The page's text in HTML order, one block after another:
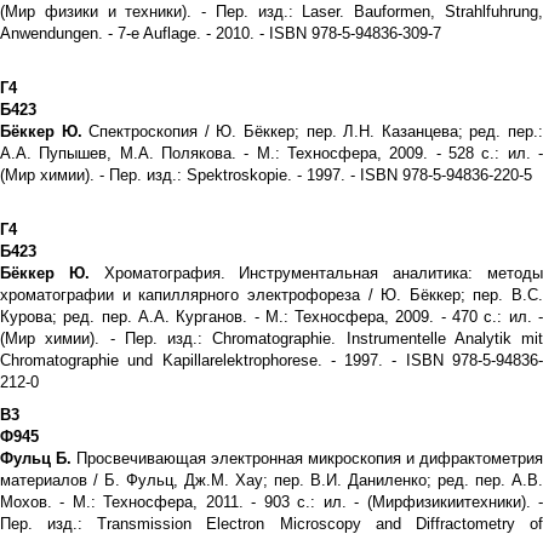
(Мир физики и техники). - Пер. изд.: Laser. Bauformen, Strahlfuhrung,
Anwendungen. - 7-e Auflage. - 2010. - ISBN 978-5-94836-309-7
Г4
Б423
Бёккер Ю. Спектроскопия / Ю. Бёккер; пер. Л.Н. Казанцева; ред. пер.:
А.А. Пупышев, М.А. Полякова. - М.: Техносфера, 2009. - 528 с.: ил. -
(Мир химии). - Пер. изд.: Spektroskopie. - 1997. - ISBN 978-5-94836-220-5
Г4
Б423
Бёккер Ю. Хроматография. Инструментальная аналитика: методы
хроматографии и капиллярного электрофореза / Ю. Бёккер; пер. В.С.
Курова; ред. пер. А.А. Курганов. - М.: Техносфера, 2009. - 470 с.: ил. -
(Мир химии). - Пер. изд.: Chromatographie. Instrumentelle Analytik mit
Chromatographie und Kapillarelektrophorese. - 1997. - ISBN 978-5-94836-
212-0
В3
Ф945
Фульц Б. Просвечивающая электронная микроскопия и дифрактометрия
материалов / Б. Фульц, Дж.М. Хау; пер. В.И. Даниленко; ред. пер. А.В.
Мохов. - М.: Техносфера, 2011. - 903 с.: ил. - (Мирфизикиитехники). -
Пер. изд.: Transmission Electron Microscopy and Diffractometry of